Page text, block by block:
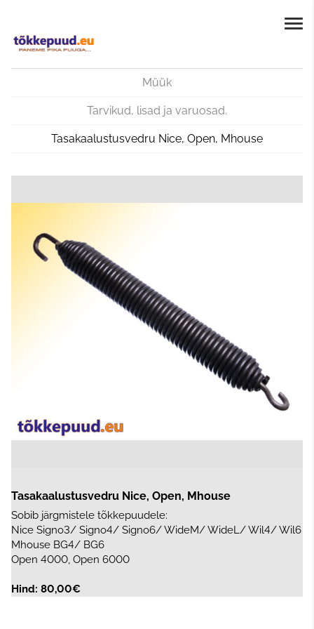
Müük
Tarvikud, lisad ja varuosad.
Tasakaalustusvedru Nice, Open, Mhouse
Tasakaalustusvedru Nice, Open, Mhouse
Sobib järgmistele tõkkepuudele:
Nice Signo3/ Signo4/ Signo6/ WideM/ WideL/ Wil4/ Wil6
Mhouse BG4/ BG6
Open 4000, Open 6000
Hind: 80,00€